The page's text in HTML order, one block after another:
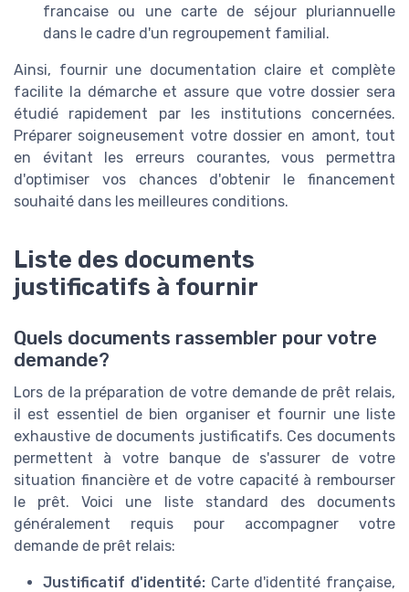
francaise ou une carte de séjour pluriannuelle
dans le cadre d'un regroupement familial.
Ainsi, fournir une documentation claire et complète
facilite la démarche et assure que votre dossier sera
étudié rapidement par les institutions concernées.
Préparer soigneusement votre dossier en amont, tout
en évitant les erreurs courantes, vous permettra
d'optimiser vos chances d'obtenir le financement
souhaité dans les meilleures conditions.
Liste des documents
justificatifs à fournir
Quels documents rassembler pour votre
demande?
Lors de la préparation de votre demande de prêt relais,
il est essentiel de bien organiser et fournir une liste
exhaustive de documents justificatifs. Ces documents
permettent à votre banque de s'assurer de votre
situation financière et de votre capacité à rembourser
le prêt. Voici une liste standard des documents
généralement requis pour accompagner votre
demande de prêt relais:
Justificatif d'identité:Carte d'identité française,